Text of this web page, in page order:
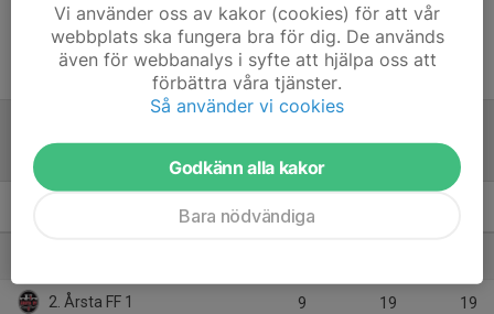
Inget skrivet
Tabell
M
2. Årsta FF 1 9 19 19
Vi använder oss av kakor (cookies) för att vår
webbplats ska fungera bra för dig. De används
även för webbanalys i syfte att hjälpa oss att
förbättra våra tjänster.
Så använder vi cookies
Godkänn alla kakor
Bara nödvändiga